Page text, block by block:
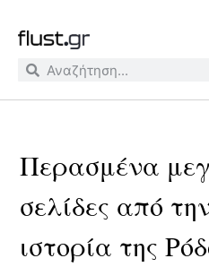
Περασμένα
σελίδες από
ιστορία της